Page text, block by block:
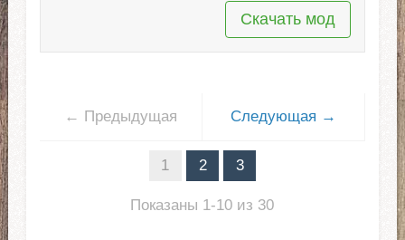
Скачать мод
← Предыдущая Следующая →
1 2 3
Показаны 1-10 из 30